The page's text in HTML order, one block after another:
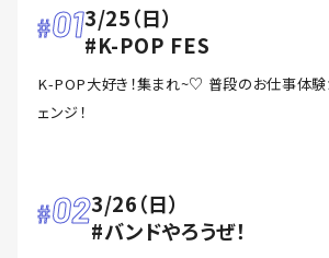
013/25（日）
#K-POP FES
K-POP大好き！集まれ~♡ 普段のお仕事体
ェンジ！
023/26（日）
#バンドやろうぜ！